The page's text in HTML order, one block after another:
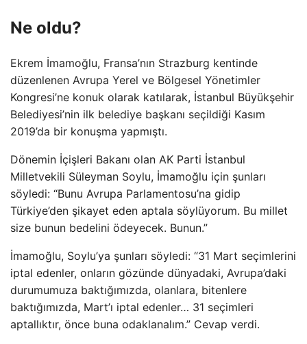
Ne oldu?
Ekrem İmamoğlu, Fransa’nın Strazburg kentinde
düzenlenen Avrupa Yerel ve Bölgesel Yönetimler
Kongresi’ne konuk olarak katılarak, İstanbul Büyükşehir
Belediyesi’nin ilk belediye başkanı seçildiği Kasım
2019’da bir konuşma yapmıştı.
Dönemin İçişleri Bakanı olan AK Parti İstanbul
Milletvekili Süleyman Soylu, İmamoğlu için şunları
söyledi: “Bunu Avrupa Parlamentosu’na gidip
Türkiye’den şikayet eden aptala söylüyorum. Bu millet
size bunun bedelini ödeyecek. Bunun.”
İmamoğlu, Soylu’ya şunları söyledi: “31 Mart seçimlerini
iptal edenler, onların gözünde dünyadaki, Avrupa’daki
durumumuza baktığımızda, olanlara, bitenlere
baktığımızda, Mart’ı iptal edenler… 31 seçimleri
aptallıktır, önce buna odaklanalım.” Cevap verdi.